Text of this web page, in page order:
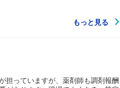
もっと見る
担っていますが、薬剤師も調剤報酬